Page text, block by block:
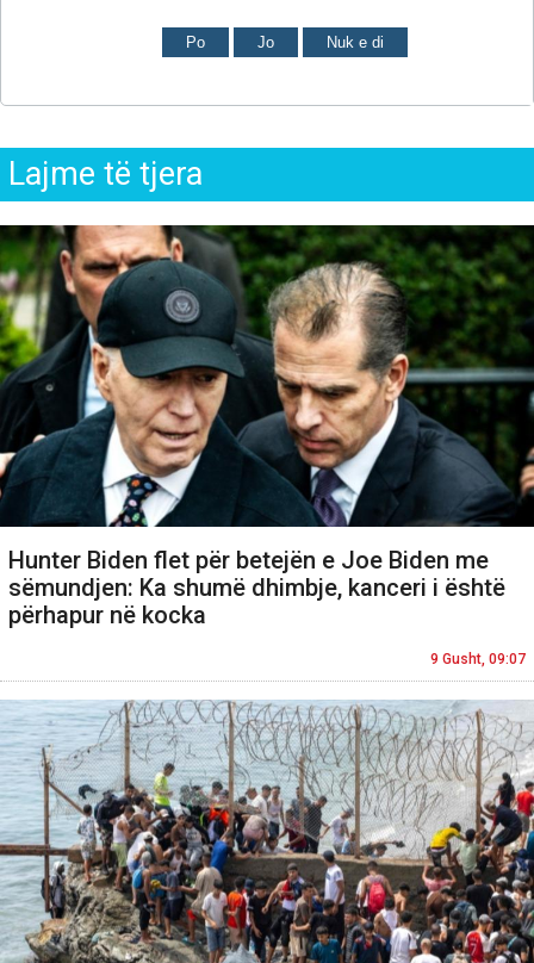
Po Jo Nuk e di
Lajme të tjera
Hunter Biden flet për betejën e Joe Biden me
sëmundjen: Ka shumë dhimbje, kanceri i është
përhapur në kocka
9 Gusht, 09:07